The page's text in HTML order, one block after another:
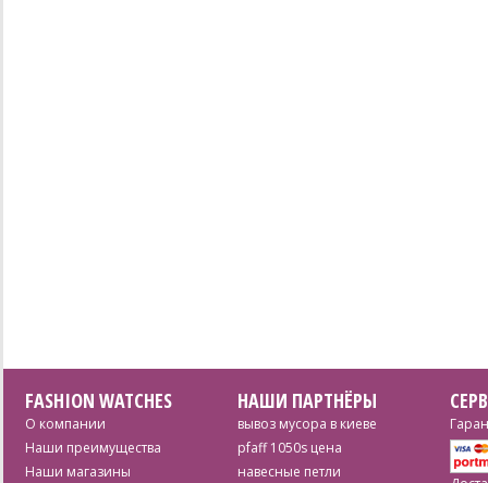
FASHION WATCHES
О компании
Наши преимущества
Наши магазины
НАШИ ПАРТНЁРЫ
вывоз мусора в киеве
pfaff 1050s цена
навесные петли